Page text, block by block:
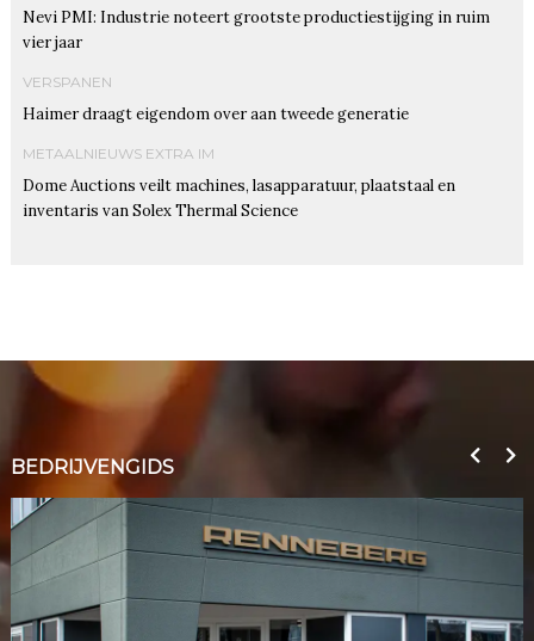
Nevi PMI: Industrie noteert grootste productiestijging in ruim
vier jaar
VERSPANEN
Haimer draagt eigendom over aan tweede generatie
METAALNIEUWS EXTRA IM
Dome Auctions veilt machines, lasapparatuur, plaatstaal en
inventaris van Solex Thermal Science
BEDRIJVENGIDS